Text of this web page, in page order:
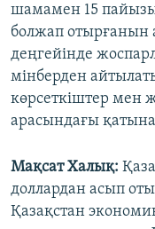
шамамен 15
болжап отырғанын
деңгейінде
мінберден
көрсеткіштер мен
арасындағы
Мақсат Халық:
доллардан асып
Қазақстан